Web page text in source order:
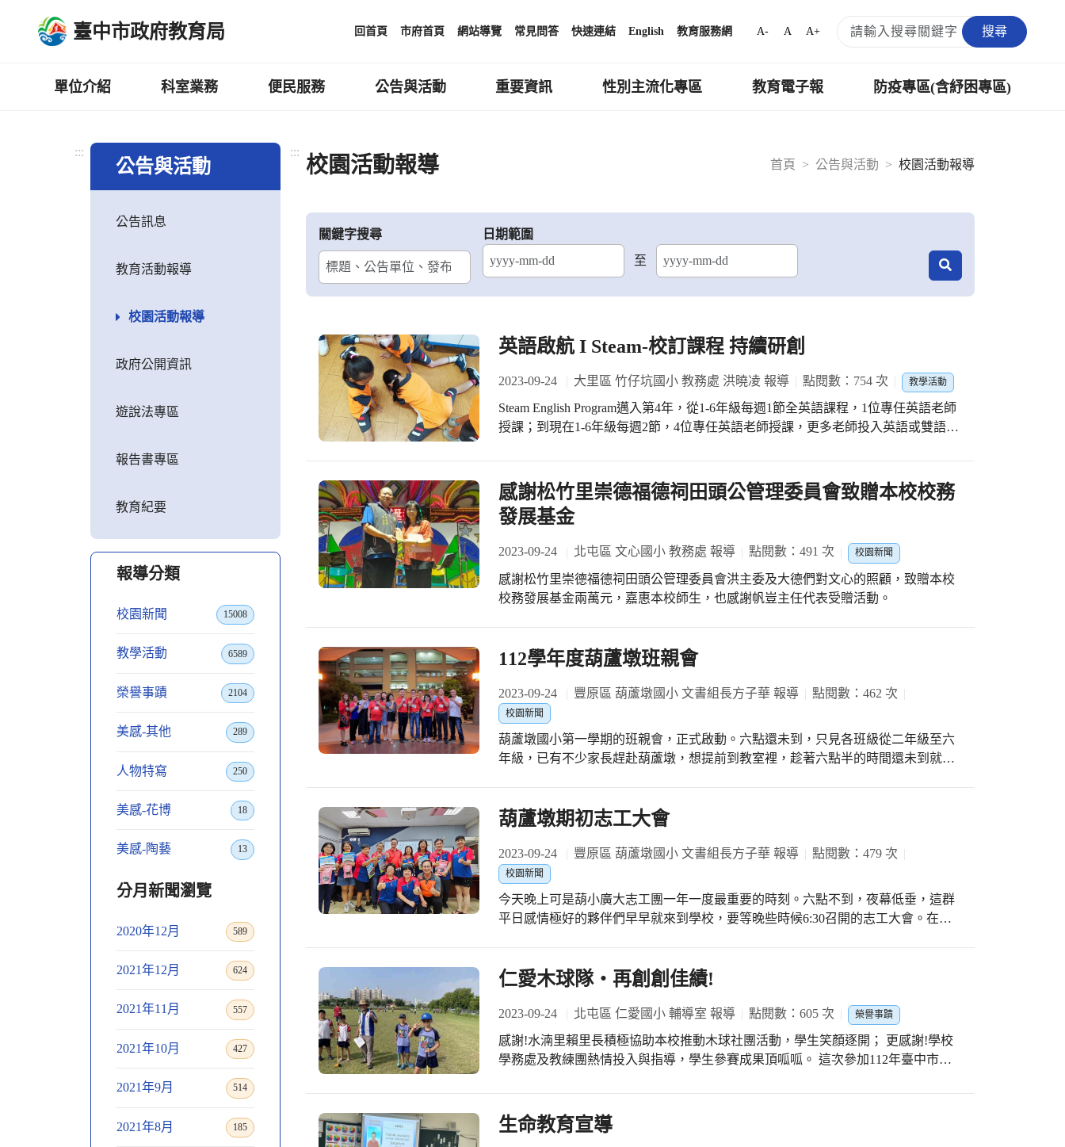
臺中市政府教育局 回首頁 市府首頁 網站導覽 常見問答 快速連結 English 教育服務網 A- A A+ 搜尋
單位介紹 科室業務 便民服務 公告與活動 重要資訊 性別主流化專區 教育電子報 防疫專區(含紓困專區)
:::
公告與活動
公告訊息
教育活動報導
校園活動報導
政府公開資訊
遊說法專區
報告書專區
教育紀要
報導分類
校園新聞 15008
教學活動 6589
榮譽事蹟 2104
美感-其他 289
人物特寫 250
美感-花博 18
美感-陶藝 13
分月新聞瀏覽
2020年12月 589
2021年12月 624
2021年11月 557
2021年10月 427
2021年9月 514
2021年8月 185
:::
首頁
公告與活動 校園活動報導
校園活動報導
關鍵字搜尋
日期範圍
至
結束日期
英語啟航 I Steam-校訂課程 持續研創
2023-09-24 大里區 竹仔坑國小 教務處 洪曉凌 報導 點閱數：754 次 教學活動
Steam English Program邁入第4年，從1-6年級每週1節全英語課程，1位專任英語老師
授課；到現在1-6年級每週2節，4位專任英語老師授課，更多老師投入英語或雙語教
期待課程永續發展。 本週，二年級進行形狀(Shape)課程，有了點和線就能組成各種
形狀，例如：三角形、正方形、長方形、菱形等，建立這些概念後，孩子們以黃豆
為點，竹籤為線，手眼協調並控制力量搭建3D模型，小組合作完成一棟棟大又堅固
的房子，滿滿的成就感，寫在臉上。 六年級進行寵物主題，以pets are animals kept in
homes的概念出發，進行簡報發表，每個人都試著描述自己養寵物的原因，團隊合作
學習，統整出大家想寵物的原因。Candy老師和外籍教師Gama協同教學，兩人以極
佳的默契，引導孩子聽與說，再加上溫馴的退役導盲犬助教專業演出，孩子們比平
一天天成長，一天天進步。(竹仔坑國小) 課堂影片連結
usp=sharing
感謝松竹里崇德福德祠田頭公管理委員會致贈本校校務
發展基金
2023-09-24 北屯區 文心國小 教務處 報導 點閱數：491 次 校園新聞
感謝松竹里崇德福德祠田頭公管理委員會洪主委及大德們對文心的照顧，致贈本校
校務發展基金兩萬元，嘉惠本校師生，也感謝帆豈主任代表受贈活動。
112學年度葫蘆墩班親會
2023-09-24 豐原區 葫蘆墩國小 文書組長方子華 報導 點閱數：462 次
校園新聞
葫蘆墩國小第一學期的班親會，正式啟動。六點還未到，只見各班級從二年級至六
年級，已有不少家長趕赴葫蘆墩，想提前到教室裡，趁著六點半的時間還未到就先
校長室裡，傑哥會長、雅晶副會長、鴻鈞常委、金城榮譽會長⋯則早早就來到校長
一一地問候。 一開始從四樓601班級開始，校長和傑哥會長、雅晶副會長、鴻鈞常
委、金城榮譽會長、四處主任走進教室後，只見智傑會長以極感性的口吻要來與家
長報告，期盼所有的家長能與導師共同來教育我們的孩子；同時也明白告訴台下的
家長們，不管任何事情都可逕與家長會這邊來作適當的反應，家長會會站在協助家
多的班級，直到時間來到近七點半，大夥好不容易終於走完全部班級，因為葫蘆墩
的班級數還真的是很多。畢竟我們除了抵抗了少子化的洪流，還因辦學績優而獲獎
無數，甚至做到了總量管制。 隨著時間的流逝，今晚的班親會也即將劃下句點。在
大多數的家長陸續離校之後，今天與會的家長會成員至此也才鬆了一口氣，高興地
表示今天的班親會達陣。大家長柯志明校長此時也一一向家長會夥伴致謝，並宣布
今晚班親會圓滿成功。
葫蘆墩期初志工大會
2023-09-24 豐原區 葫蘆墩國小 文書組長方子華 報導 點閱數：479 次
校園新聞
今天晚上可是葫小廣大志工團一年一度最重要的時刻。六點不到，夜幕低垂，這群
平日感情極好的夥伴們早早就來到學校，要等晚些時候6:30召開的志工大會。在第
志工...都齊聚在一樓的第一會議室裡。 時間一到，很快地開會便準時進行，首先大
致詞與頒獎，幾位受獎的志工臉上止不住的笑容，因為受到在場所有與會人員滿滿
的祝福與鼓勵，尤其是接到蔡團長手中的禮物。 不久，現場就把主持棒子交給永遠
的志工大隊長麗鳳隊長，她以極其感性又帶幽默的口吻來主持現場的活動，很快就
動。 麗鳳隊長也仔細而慎重地一五一十來向大家報告及回顧過去這一年來，志工隊
仁愛木球隊‧再創創佳績!
2023-09-24 北屯區 仁愛國小 輔導室 報導 點閱數：605 次 榮譽事蹟
感謝!水湳里賴里長積極協助本校推動木球社團活動，學生笑顏逐開； 更感謝!學校
學務處及教練團熱情投入與指導，學生參賽成果頂呱呱。 這次參加112年臺中市市
了。個人賽部分，低年級到高年級共有9人獲獎，雙人組也有6組獲獎，尤其常勝軍
蔡○晏及施○彣，個人賽及雙人組都高舉獎盃，榮獲團體冠軍實至名歸，男生起步較
生命教育宣導